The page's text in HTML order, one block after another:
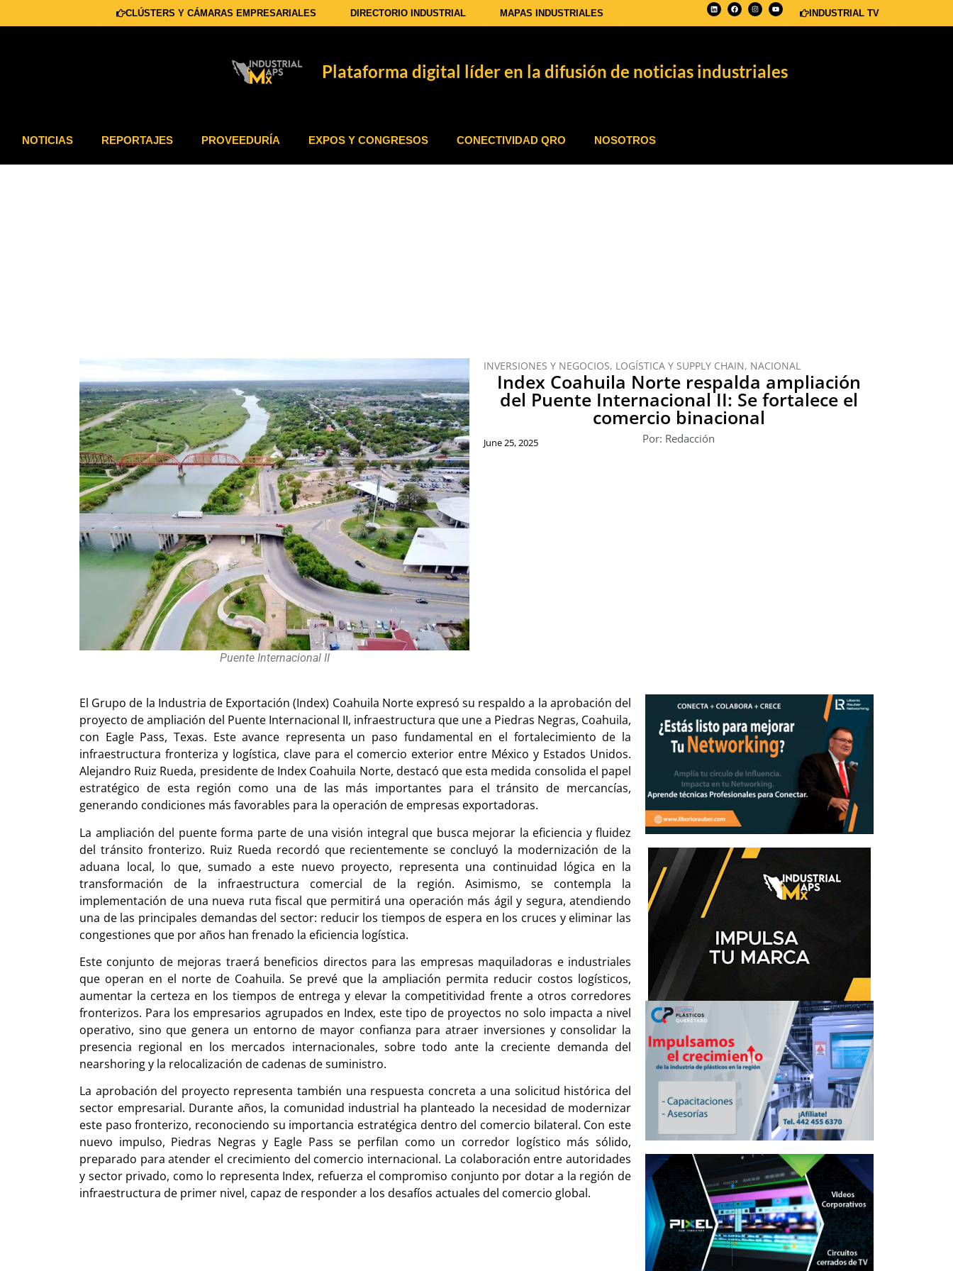
CLÚSTERS Y CÁMARAS EMPRESARIALES DIRECTORIO INDUSTRIAL MAPAS INDUSTRIALES INDUSTRIAL TV
Plataforma digital líder en la difusión de noticias industriales
NOTICIAS REPORTAJES PROVEEDURÍA EXPOS Y CONGRESOS CONECTIVIDAD QRO NOSOTROS
Puente Internacional II
INVERSIONES Y NEGOCIOS, LOGÍSTICA Y SUPPLY CHAIN, NACIONAL
Index Coahuila Norte respalda ampliación
del Puente Internacional II: Se fortalece el
comercio binacional
Por: Redacción
June 25, 2025
El Grupo de la Industria de Exportación (Index) Coahuila Norte expresó su respaldo a la aprobación del
proyecto de ampliación del Puente Internacional II, infraestructura que une a Piedras Negras, Coahuila,
con Eagle Pass, Texas. Este avance representa un paso fundamental en el fortalecimiento de la
infraestructura fronteriza y logística, clave para el comercio exterior entre México y Estados Unidos.
Alejandro Ruiz Rueda, presidente de Index Coahuila Norte, destacó que esta medida consolida el papel
estratégico de esta región como una de las más importantes para el tránsito de mercancías,
generando condiciones más favorables para la operación de empresas exportadoras.
La ampliación del puente forma parte de una visión integral que busca mejorar la eficiencia y fluidez
del tránsito fronterizo. Ruiz Rueda recordó que recientemente se concluyó la modernización de la
aduana local, lo que, sumado a este nuevo proyecto, representa una continuidad lógica en la
transformación de la infraestructura comercial de la región. Asimismo, se contempla la
implementación de una nueva ruta fiscal que permitirá una operación más ágil y segura, atendiendo
una de las principales demandas del sector: reducir los tiempos de espera en los cruces y eliminar las
congestiones que por años han frenado la eficiencia logística.
Este conjunto de mejoras traerá beneficios directos para las empresas maquiladoras e industriales
que operan en el norte de Coahuila. Se prevé que la ampliación permita reducir costos logísticos,
aumentar la certeza en los tiempos de entrega y elevar la competitividad frente a otros corredores
fronterizos. Para los empresarios agrupados en Index, este tipo de proyectos no solo impacta a nivel
operativo, sino que genera un entorno de mayor confianza para atraer inversiones y consolidar la
presencia regional en los mercados internacionales, sobre todo ante la creciente demanda del
nearshoring y la relocalización de cadenas de suministro.
La aprobación del proyecto representa también una respuesta concreta a una solicitud histórica del
sector empresarial. Durante años, la comunidad industrial ha planteado la necesidad de modernizar
este paso fronterizo, reconociendo su importancia estratégica dentro del comercio bilateral. Con este
nuevo impulso, Piedras Negras y Eagle Pass se perfilan como un corredor logístico más sólido,
preparado para atender el crecimiento del comercio internacional. La colaboración entre autoridades
y sector privado, como lo representa Index, refuerza el compromiso conjunto por dotar a la región de
infraestructura de primer nivel, capaz de responder a los desafíos actuales del comercio global.